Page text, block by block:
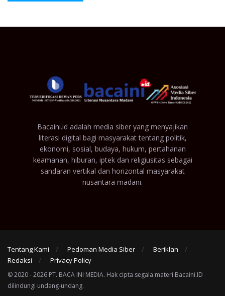
Bacaini.id adalah media siber yang menyajikan
literasi digital bagi masyarakat tentang politik,
ekonomi, sosial, budaya, hukum, pertahanan
keamanan, hiburan, iptek dan religiusitas sebagai
sandaran vertikal dan horizontal masyarakat
nusantara madani.
Tentang Kami Pedoman Media Siber
Beriklan
Redaksi
Privacy Policy
© 2020 - 2026 PT. BACA INI MEDIA. Hak cipta segala materi Bacaini.ID
dilindungi undang-undang.